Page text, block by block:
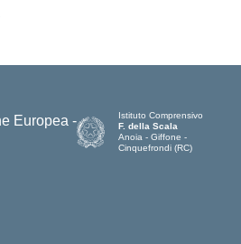
Istituto Comprensivo
F. della Scala
Anoia - Giffone -
Cinquefrondi (RC)